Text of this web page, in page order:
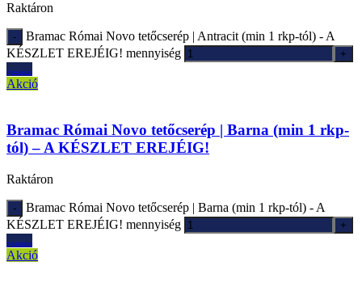
Raktáron
Bramac Római Novo tetőcserép | Antracit (min 1 rkp-tól) - A
KÉSZLET EREJÉIG! mennyiség
Ajánlatkérés
Akció
Bramac Római Novo tetőcserép | Barna (min 1 rkp-
tól) – A KÉSZLET EREJÉIG!
Raktáron
Bramac Római Novo tetőcserép | Barna (min 1 rkp-tól) - A
KÉSZLET EREJÉIG! mennyiség
Ajánlatkérés
Akció